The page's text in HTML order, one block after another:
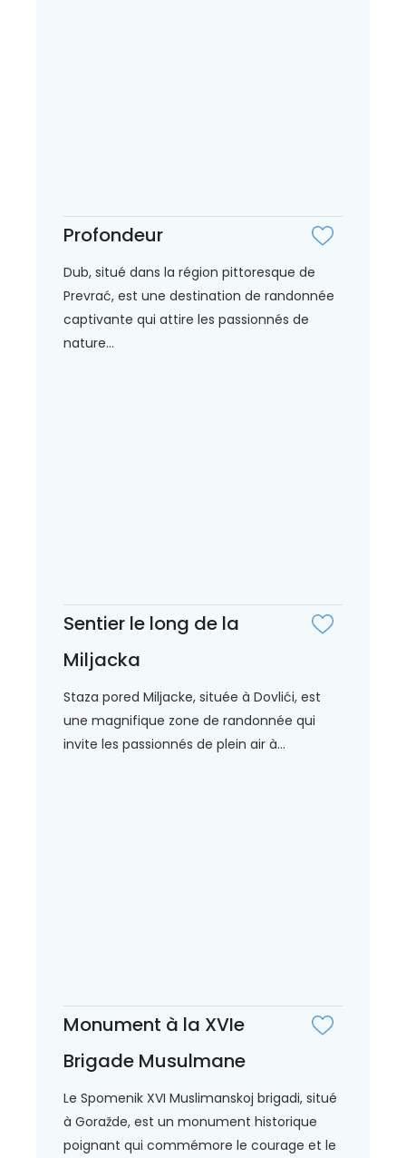
Profondeur
Dub, situé dans la région pittoresque de
Prevrać, est une destination de randonnée
captivante qui attire les passionnés de
nature...
Sentier le long de la
Miljacka
Staza pored Miljacke, située à Dovlići, est
une magnifique zone de randonnée qui
invite les passionnés de plein air à...
Monument à la XVIe
Brigade Musulmane
Le Spomenik XVI Muslimanskoj brigadi, situé
à Goražde, est un monument historique
poignant qui commémore le courage et le